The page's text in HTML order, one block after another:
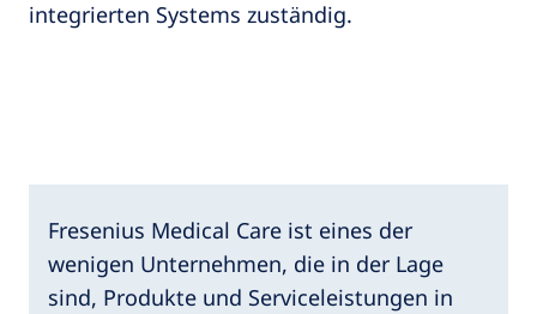
integrierten Systems zuständig.
Fresenius Medical Care ist eines der
wenigen Unternehmen, die in der Lage
sind, Produkte und Serviceleistungen in